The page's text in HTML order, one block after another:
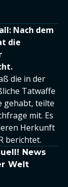
Nach dem
die
die in der
Tatwaffe
gehabt, teilte
mit. Es
Herkunft
berichtet.
News
Welt